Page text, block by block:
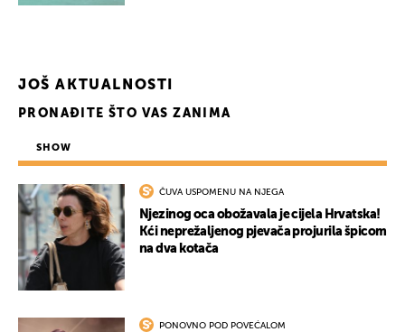
JOŠ AKTUALNOSTI
PRONAĐITE ŠTO VAS ZANIMA
SHOW
ČUVA USPOMENU NA NJEGA
Njezinog oca obožavala je cijela Hrvatska!
Kći neprežaljenog pjevača projurila špicom
na dva kotača
PONOVNO POD POVEĆALOM